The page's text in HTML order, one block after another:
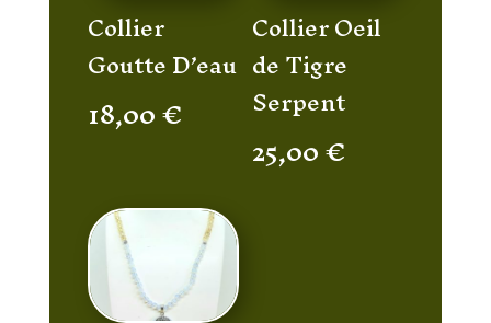
Collier
Goutte D’eau
18,00€
Collier Oeil
de Tigre
Serpent
25,00€